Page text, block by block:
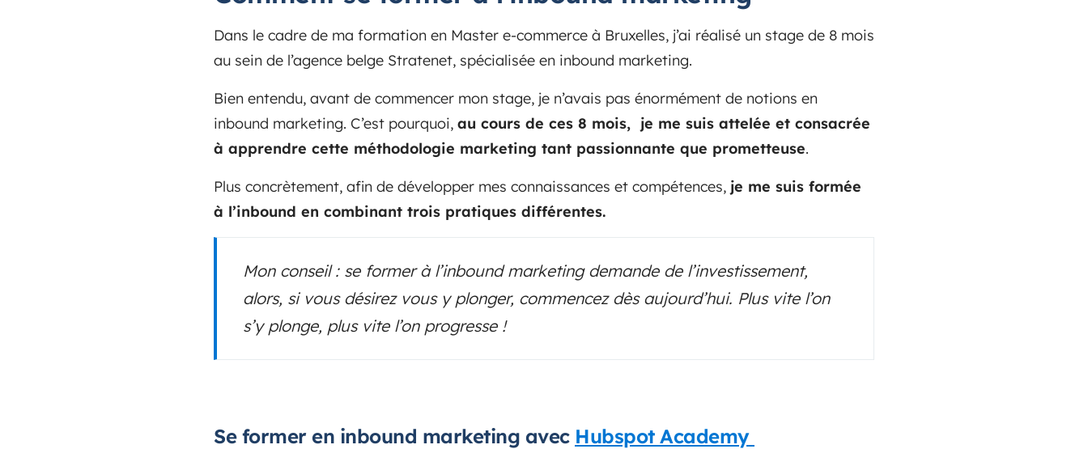
Dans le cadre de ma formation en Master e-commerce à Bruxelles, j’ai réalisé un stage de 8 mois
au sein de l’agence belge Stratenet, spécialisée en inbound marketing.
Bien entendu, avant de commencer mon stage, je n’avais pas énormément de notions en
inbound marketing. C’est pourquoi, au cours de ces 8 mois, je me suis attelée et consacrée
à apprendre cette méthodologie marketing tant passionnante que prometteuse.
Plus concrètement, afin de développer mes connaissances et compétences, je me suis formée
à l’inbound en combinant trois pratiques différentes.
Mon conseil : se former à l’inbound marketing demande de l’investissement,
alors, si vous désirez vous y plonger, commencez dès aujourd’hui. Plus vite l’on
s’y plonge, plus vite l’on progresse !
Se former en inbound marketing avec Hubspot Academy